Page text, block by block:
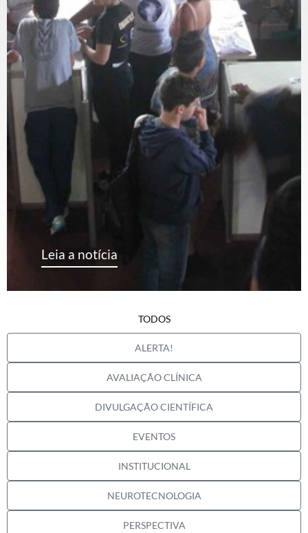
Leia a notícia
ALERTA!
AVALIAÇÃO CLÍNICA
DIVULGAÇÃO CIENTÍFICA
EVENTOS
INSTITUCIONAL
NEUROTECNOLOGIA
PERSPECTIVA
TODOS